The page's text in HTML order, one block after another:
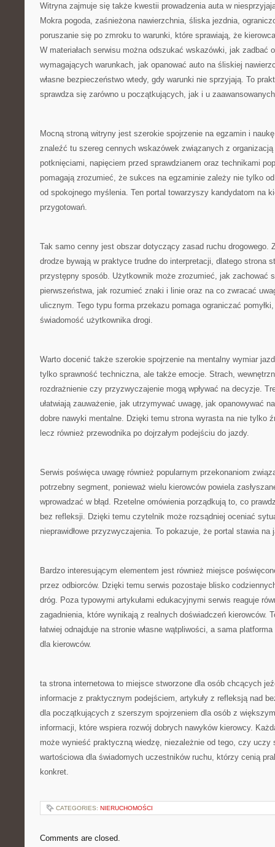
Witryna zajmuje się także kwestii prowadzenia auta w
Mokra pogoda, zaśnieżona nawierzchnia, śliska jezdnia,
poruszanie się po zmroku to warunki, które sprawiają, że
W materiałach serwisu można odszukać wskazówki, jak zadbać
wymagających warunkach, jak opanować auto na śliskiej
własne bezpieczeństwo wtedy, gdy warunki nie sprzyjają. To
sprawdza się zarówno u początkujących, jak i u
Mocną stroną witryny jest szerokie spojrzenie na egzamin i
znaleźć tu szereg cennych wskazówek związanych z
potknięciami, napięciem przed sprawdzianem oraz technikami
pomagają zrozumieć, że sukces na egzaminie zależy nie tylko
od spokojnego myślenia. Ten portal towarzyszy kandydatom na
przygotowań.
Tak samo cenny jest obszar dotyczący zasad ruchu drogowego.
drodze bywają w praktyce trudne do interpretacji, dlatego strona
przystępny sposób. Użytkownik może zrozumieć, jak zachować
pierwszeństwa, jak rozumieć znaki i linie oraz na co zwracać
ulicznym. Tego typu forma przekazu pomaga ograniczać
świadomość użytkownika drogi.
Warto docenić także szerokie spojrzenie na mentalny wymiar
tylko sprawność techniczna, ale także emocje. Strach,
rozdrażnienie czy przyzwyczajenie mogą wpływać na decyzje.
ułatwiają zauważenie, jak utrzymywać uwagę, jak opanowywać
dobre nawyki mentalne. Dzięki temu strona wyrasta na nie tylko
lecz również przewodnika po dojrzałym podejściu do jazdy.
Serwis poświęca uwagę również popularnym przekonaniom
potrzebny segment, ponieważ wielu kierowców powiela
wprowadzać w błąd. Rzetelne omówienia porządkują to, co
bez refleksji. Dzięki temu czytelnik może rozsądniej oceniać
nieprawidłowe przyzwyczajenia. To pokazuje, że portal stawia na
Bardzo interesującym elementem jest również miejsce
przez odbiorców. Dzięki temu serwis pozostaje blisko
dróg. Poza typowymi artykułami edukacyjnymi serwis reaguje
zagadnienia, które wynikają z realnych doświadczeń kierowców.
łatwiej odnajduje na stronie własne wątpliwości, a sama
dla kierowców.
ta strona internetowa to miejsce stworzone dla osób chcących
informacje z praktycznym podejściem, artykuły z refleksją nad
dla początkujących z szerszym spojrzeniem dla osób z
informacji, które wspiera rozwój dobrych nawyków kierowcy.
może wynieść praktyczną wiedzę, niezależnie od tego, czy uczy
wartościowa dla świadomych uczestników ruchu, którzy cenią
konkret.
CATEGORIES: NIERUCHOMOŚCI
Comments are closed.